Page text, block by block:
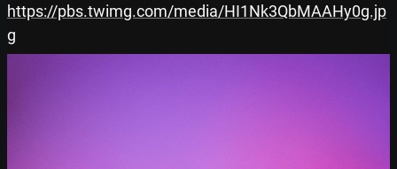
https://pbs.twimg.com/media/HI1Nk3QbMAAHy0g.jp
g